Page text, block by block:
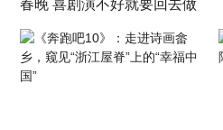
春晚 喜剧演不好就要回去做
沙县继承人了